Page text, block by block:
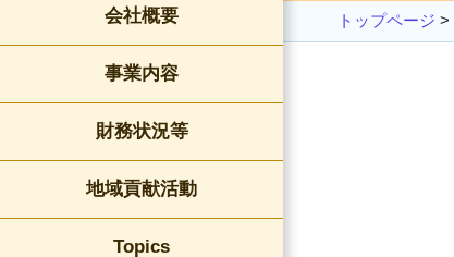
会社概要
事業内容
財務状況等
地域貢献活動
Topics
トップページ >